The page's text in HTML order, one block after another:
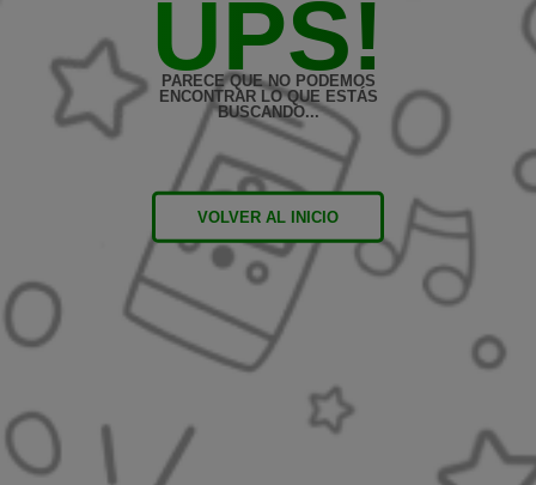
UPS!
PARECE QUE NO PODEMOS
ENCONTRAR LO QUE ESTÁS
BUSCANDO...
VOLVER AL INICIO